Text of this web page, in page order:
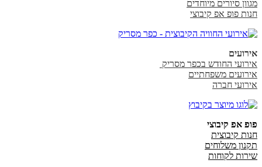
מגוון סיורים מיוחדים
חנות פופ אפ קיבוצי
אירועים
אירועי החודש בכפר מסריק
אירועים משפחתיים
אירועי חברה
פופ אפ קיבוצי
חנות קיבוצית
תקנון משלוחים
שירות לקוחות